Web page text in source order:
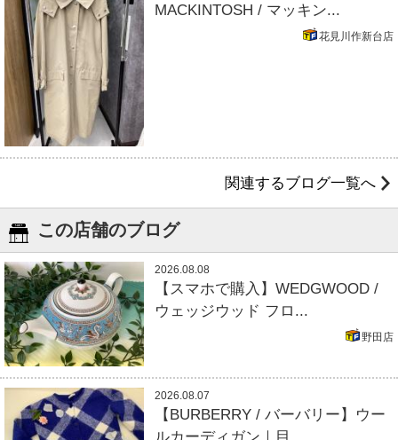
MACKINTOSH / マッキン...
花見川作新台店
関連するブログ一覧へ
この店舗のブログ
2026.08.08
【スマホで購入】WEDGWOOD /
ウェッジウッド フロ...
野田店
2026.08.07
【BURBERRY / バーバリー】ウー